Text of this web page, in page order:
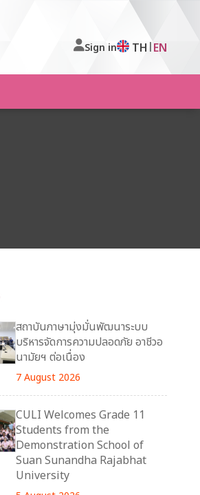
Sign in TH | EN
สถาบันภาษามุ่งมั่นพัฒนาระบบ
บริหารจัดการความปลอดภัย อาชีวอ
นามัยฯ ต่อเนื่อง
7 August 2026
CULI Welcomes Grade 11
Students from the
Demonstration School of
Suan Sunandha Rajabhat
University